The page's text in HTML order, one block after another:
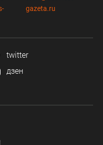
gazeta.ru
twitter
дзен